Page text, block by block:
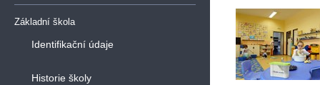
Základní škola
Identifikační údaje
Historie školy